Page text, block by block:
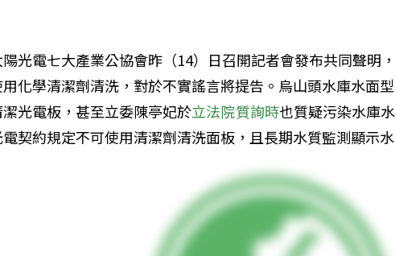
陽光電七大產業公協會昨（14）日召開記者會發布共同聲明
化學清潔劑清洗，對於不實謠言將提告。烏山頭水庫水面
潔光電板，甚至立委陳亭妃於立法院質詢時也質疑污染水庫
電契約規定不可使用清潔劑清洗面板，且長期水質監測顯示